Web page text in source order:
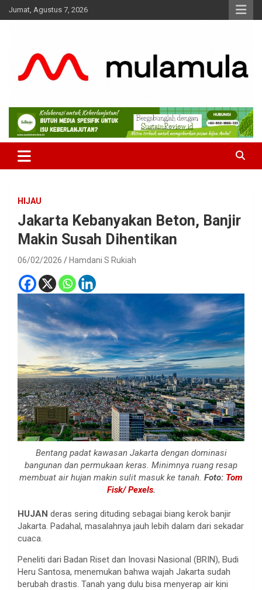
Skip
to
Jumat, Agustus 7, 2026
MulaMula
Medianya para Gen Z
HIJAU
Jakarta Kebanyakan Beton, Banjir
Makin Susah Dihentikan
06/02/2026 Hamdani S Rukiah
Bentang padat kawasan Jakarta dengan dominasi
bangunan dan permukaan keras. Minimnya ruang resap
membuat air hujan makin sulit masuk ke tanah. Foto: Tom
Fisk/ Pexels.
HUJAN deras sering dituding sebagai biang kerok banjir
Jakarta. Padahal, masalahnya jauh lebih dalam dari sekadar
cuaca.
Peneliti dari Badan Riset dan Inovasi Nasional (BRIN), Budi
Heru Santosa, menemukan bahwa wajah Jakarta sudah
berubah drastis. Tanah yang dulu bisa menyerap air kini